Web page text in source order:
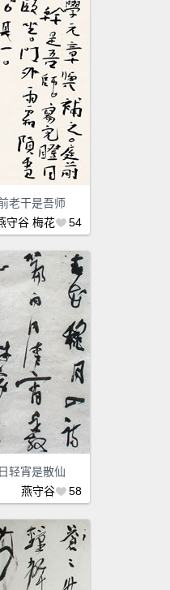
老干是吾师
守谷 梅花 54
轻宵是散仙
燕守谷
58